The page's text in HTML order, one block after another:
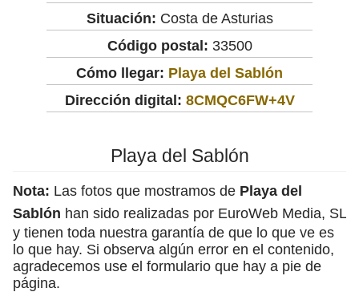
Situación: Costa de Asturias
Código postal: 33500
Cómo llegar: Playa del Sablón
Dirección digital: 8CMQC6FW+4V
Playa del Sablón
Nota: Las fotos que mostramos de Playa del
Sablón han sido realizadas por EuroWeb Media, SL
y tienen toda nuestra garantía de que lo que ve es
lo que hay. Si observa algún error en el contenido,
agradecemos use el formulario que hay a pie de
página.